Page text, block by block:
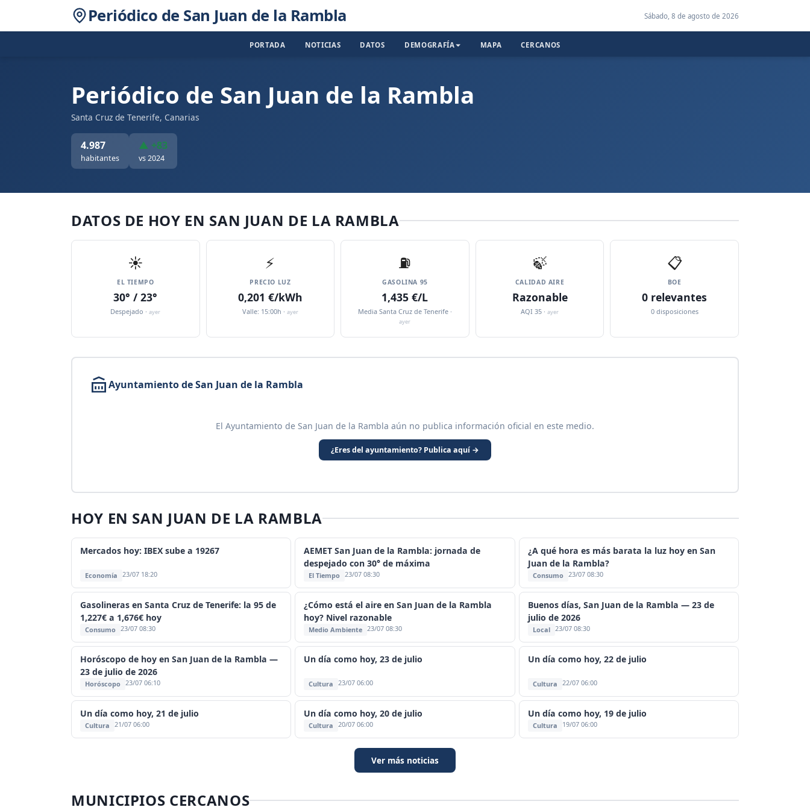
Periódico de San Juan de la Rambla Sábado, 8 de agosto de 2026
PORTADA NOTICIAS DATOS DEMOGRAFÍA MAPA CERCANOS
Periódico de San Juan de la Rambla
Santa Cruz de Tenerife, Canarias
4.987
habitantes
▲ +83
vs 2024
DATOS DE HOY EN SAN JUAN DE LA RAMBLA
☀️
EL TIEMPO
30° / 23°
Despejado ·ayer
⚡
PRECIO LUZ
0,201 €/kWh
Valle: 15:00h · ayer
⛽️
GASOLINA 95
1,435 €/L
Media Santa Cruz de Tenerife ·
ayer
🍃
CALIDAD AIRE
Razonable
AQI 35 ·ayer
📋
BOE
0 relevantes
0 disposiciones
Ayuntamiento de San Juan de la Rambla
El Ayuntamiento de San Juan de la Rambla aún no publica información oficial en este medio.
¿Eres del ayuntamiento? Publica aquí →
HOY EN SAN JUAN DE LA RAMBLA
Mercados hoy: IBEX sube a 19267
Economía 23/07 18:20
AEMET San Juan de la Rambla: jornada de
despejado con 30° de máxima
El Tiempo 23/07 08:30
¿A qué hora es más barata la luz hoy en San
Juan de la Rambla?
Consumo 23/07 08:30
Gasolineras en Santa Cruz de Tenerife: la 95 de
1,227€ a 1,676€ hoy
Consumo 23/07 08:30
¿Cómo está el aire en San Juan de la Rambla
hoy? Nivel razonable
Medio Ambiente 23/07 08:30
Buenos días, San Juan de la Rambla — 23 de
julio de 2026
Local 23/07 08:30
Horóscopo de hoy en San Juan de la Rambla —
23 de julio de 2026
Horóscopo 23/07 06:10
Un día como hoy, 23 de julio
Cultura 23/07 06:00
Un día como hoy, 22 de julio
Cultura 22/07 06:00
Un día como hoy, 21 de julio
Cultura 21/07 06:00
Un día como hoy, 20 de julio
Cultura 20/07 06:00
Un día como hoy, 19 de julio
Cultura 19/07 06:00
Ver más noticias
MUNICIPIOS CERCANOS